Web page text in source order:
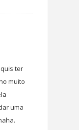
ter
muito
uma